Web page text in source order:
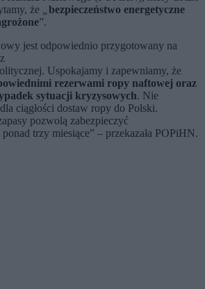
że
bezpieczeństwo energetyczne
”.
jest odpowiednio przygotowany na
Uspokajamy i zapewniamy, że
rezerwami ropy naftowej oraz
sytuacji kryzysowych. Nie
ciągłości dostaw ropy do Polski.
pozwolą zabezpieczyć
trzy miesiące” – przekazała POPiHN.